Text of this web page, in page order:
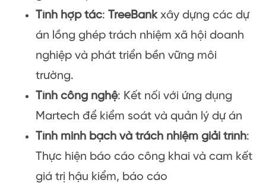
Tính hợp tác: TreeBankxây dựng các dự
án lồng ghép trách nhiệm xã hội doanh
nghiệp và phát triển bền vững môi
trường.
Tính công nghệ: Kết nối với ứng dụng
Martech để kiểm soát và quản lý dự án
Tính minh bạch và trách nhiệm giải trình:
Thực hiện báo cáo công khai và cam kết
giá trị hậu kiểm, báo cáo